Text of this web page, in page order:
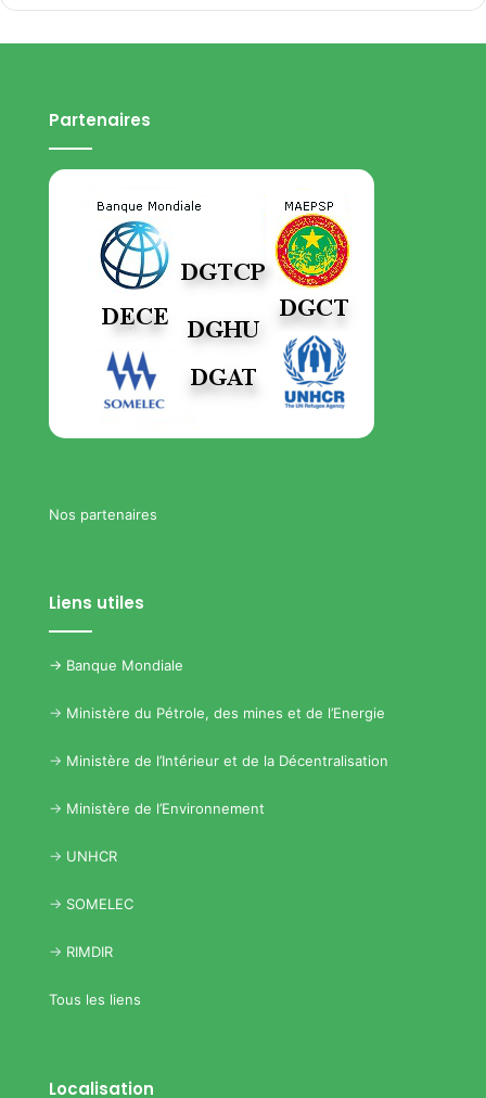
Partenaires
Nos partenaires
Liens utiles
-> Banque Mondiale
-> Ministère du Pétrole, des mines et de l’Energie
-> Ministère de l’Intérieur et de la Décentralisation
-> Ministère de l’Environnement
-> UNHCR
-> SOMELEC
-> RIMDIR
Tous les liens
Localisation